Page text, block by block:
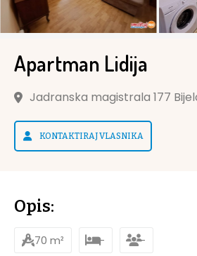
Apartman Lidija
Jadranska magistrala 177
KONTAKTIRAJ VLASNIKA
Opis:
70 m² - -